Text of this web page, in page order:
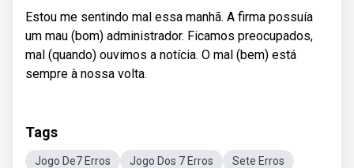
Estou me sentindo mal essa manhã. A firma possuía
um mau (bom) administrador. Ficamos preocupados,
mal (quando) ouvimos a notícia. O mal (bem) está
sempre à nossa volta.
Tags
Jogo De7 Erros Jogo Dos 7 Erros
Sete Erros